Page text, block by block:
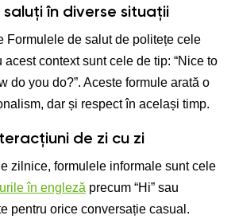
saluți în diverse situații
Formulele de salut de politețe cele
acest context sunt cele de tip: “Nice to
do you do?”. Aceste formule arată o
dar și respect în același timp.
de zi cu zi
zilnice, formulele informale sunt cele
în engleză precum “Hi” sau
pentru orice conversație casual.